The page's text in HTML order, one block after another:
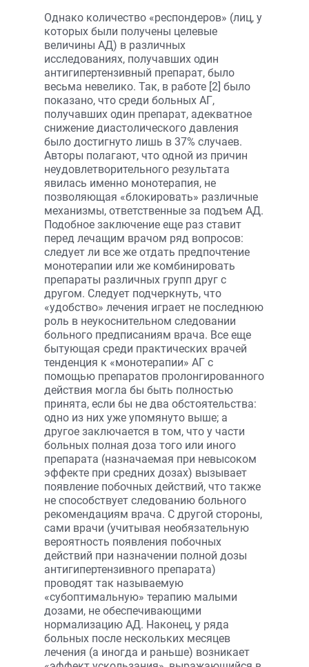
Однако количество «респондеров» (лиц, у
которых были получены целевые
величины АД) в различных
исследованиях, получавших один
антигипертензивный препарат, было
весьма невелико. Так, в работе [2] было
показано, что среди больных АГ,
получавших один препарат, адекватное
снижение диастолического давления
было достигнуто лишь в 37% случаев.
Авторы полагают, что одной из причин
неудовлетворительного результата
явилась именно монотерапия, не
позволяющая «блокировать» различные
механизмы, ответственные за подъем АД.
Подобное заключение еще раз ставит
перед лечащим врачом ряд вопросов:
следует ли все же отдать предпочтение
монотерапии или же комбинировать
препараты различных групп друг с
другом. Следует подчеркнуть, что
«удобство» лечения играет не последнюю
роль в неукоснительном следовании
больного предписаниям врача. Все еще
бытующая среди практических врачей
тенденция к «монотерапии» АГ с
помощью препаратов пролонгированного
действия могла бы быть полностью
принята, если бы не два обстоятельства:
одно из них уже упомянуто выше; а
другое заключается в том, что у части
больных полная доза того или иного
препарата (назначаемая при невысоком
эффекте при средних дозах) вызывает
появление побочных действий, что также
не способствует следованию больного
рекомендациям врача. С другой стороны,
сами врачи (учитывая необязательную
вероятность появления побочных
действий при назначении полной дозы
антигипертензивного препарата)
проводят так называемую
«субоптимальную» терапию малыми
дозами, не обеспечивающими
нормализацию АД. Наконец, у ряда
больных после нескольких месяцев
лечения (а иногда и раньше) возникает